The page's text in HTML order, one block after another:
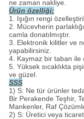
ne zaman nakliye.
Ürün özelliği:
1. Işığın rengi
2. Mücevherin
camla donatılmıştır.
3. Elektronik kilitler ve
yapabilirsiniz.
4. Kaymaz bir taban ile
5. Yüksek sıcaklıkta
ve güzel.
SSS
1) S: Ne tür ürünler
Bir Perakende Teşhir,
Mankenler, Raf
2) S: Üretici veya